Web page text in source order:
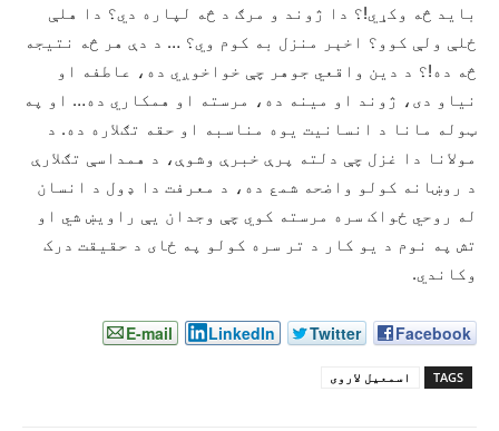
بايد څه وکړي!؟ دا ژوند و مرګ د څه لپاره دي؟ دا هلې
ځلې ولې کوو؟ اخېر منزل به کوم وي؟ … د دې هر څه نتيجه
څه ده!؟ د دين واقعي جوهر چې خواخوږي ده، عاطفه او
نياو دی، ژوند او مينه ده، مرسته او همکاري ده… او په
ټوله مانا د انسانيت يوه مناسبه او حقه تګلاره ده. د
مولانا دا غزل چې دلته پرې خبرې وشوې، د همداسې تګلارې
د روښانه کولو واضحه شمع ده، د معرفت دا ډول د انسان
له روحي ځواک سره مرسته کوي چې وجدان يې راويښ شي او
تش په نوم د يو کار د تر سره کولو په ځای د حقيقت درک
وکاندي.
Facebook
Twitter
LinkedIn
E-mail
TAGS اسمعيل لاروی